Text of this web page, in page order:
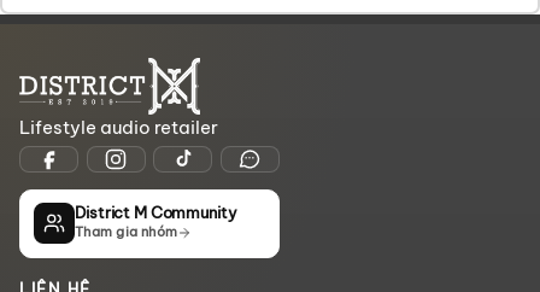
Lifestyle audio retailer
District M Community
Tham gia nhóm